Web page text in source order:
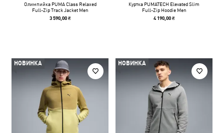
Олимпийка PUMA Class Relaxed
Full-Zip Track Jacket Men
3 590,00 ₴
Куртка PUMATECH Elevated Slim
Full-Zip Hoodie Men
4 190,00 ₴
НОВИНКА НОВИНКА